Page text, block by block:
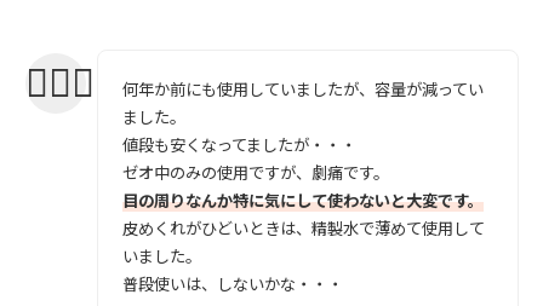
何年か前にも使用していましたが、容量が減ってい
ました。
値段も安くなってましたが・・・
ゼオ中のみの使用ですが、劇痛です。
目の周りなんか特に気にして使わないと大変です。
皮めくれがひどいときは、精製水で薄めて使用して
いました。
普段使いは、しないかな・・・